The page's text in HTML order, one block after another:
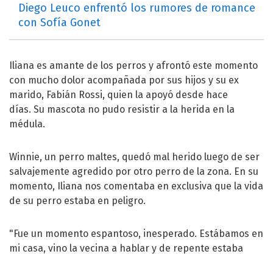
Diego Leuco enfrentó los rumores de romance
con Sofía Gonet
Iliana es amante de los perros y afrontó este momento
con mucho dolor acompañada por sus hijos y su ex
marido, Fabián Rossi, quien la apoyó desde hace
días. Su mascota no pudo resistir a la herida en la
médula.
Winnie, un perro maltes, quedó mal herido luego de ser
salvajemente agredido por otro perro de la zona. En su
momento, Iliana nos comentaba en exclusiva que la vida
de su perro estaba en peligro.
"Fue un momento espantoso, inesperado. Estábamos en
mi casa, vino la vecina a hablar y de repente estaba